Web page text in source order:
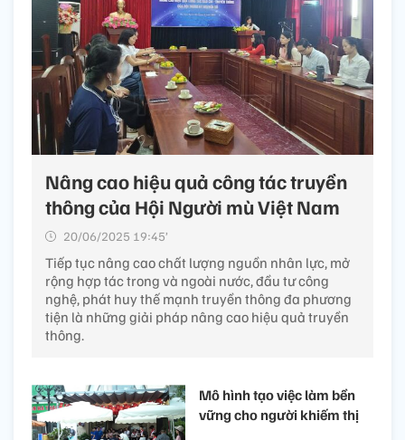
Nâng cao hiệu quả công tác truyền
thông của Hội Người mù Việt Nam
20/06/2025 19:45’
Tiếp tục nâng cao chất lượng nguồn nhân lực, mở
rộng hợp tác trong và ngoài nước, đầu tư công
nghệ, phát huy thế mạnh truyền thông đa phương
tiện là những giải pháp nâng cao hiệu quả truyền
thông.
Mô hình tạo việc làm bền
vững cho người khiếm thị